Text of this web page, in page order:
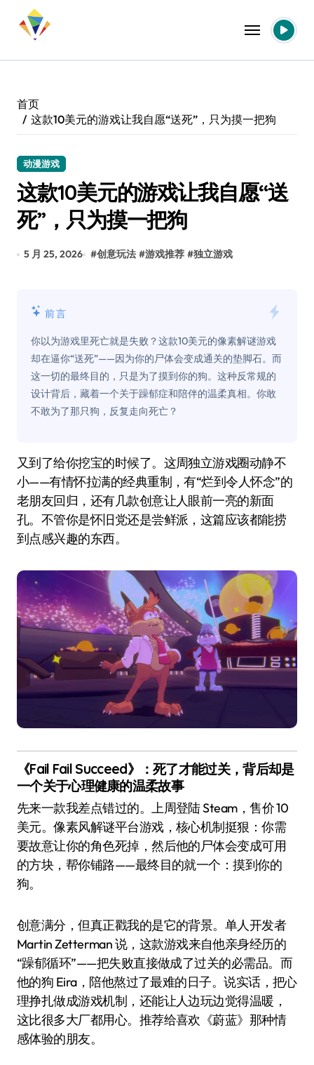
首页
这款10美元的游戏让我自愿“送死”，只为摸一把狗
动漫游戏
这款10美元的游戏让我自愿“送
死”，只为摸一把狗
5 月 25, 2026 #创意玩法 #游戏推荐 #独立游戏
前言
你以为游戏里死亡就是失败？这款10美元的像素解谜游戏
却在逼你“送死”——因为你的尸体会变成通关的垫脚石。而
这一切的最终目的，只是为了摸到你的狗。这种反常规的
设计背后，藏着一个关于躁郁症和陪伴的温柔真相。你敢
不敢为了那只狗，反复走向死亡？
又到了给你挖宝的时候了。这周独立游戏圈动静不
小——有情怀拉满的经典重制，有“烂到令人怀念”的
老朋友回归，还有几款创意让人眼前一亮的新面
孔。不管你是怀旧党还是尝鲜派，这篇应该都能捞
到点感兴趣的东西。
《Fail Fail Succeed》：死了才能过关，背后却是
一个关于心理健康的温柔故事
先来一款我差点错过的。上周登陆 Steam，售价 10
美元。像素风解谜平台游戏，核心机制挺狠：你需
要故意让你的角色死掉，然后他的尸体会变成可用
的方块，帮你铺路——最终目的就一个：摸到你的
狗。
创意满分，但真正戳我的是它的背景。单人开发者
Martin Zetterman 说，这款游戏来自他亲身经历的
“躁郁循环”——把失败直接做成了过关的必需品。而
他的狗 Eira，陪他熬过了最难的日子。说实话，把心
理挣扎做成游戏机制，还能让人边玩边觉得温暖，
这比很多大厂都用心。推荐给喜欢《蔚蓝》那种情
感体验的朋友。